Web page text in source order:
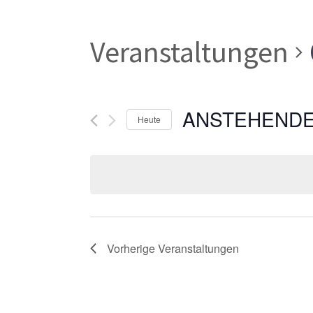
Veranstaltungen
Heute
VorherigeVeranstaltungen